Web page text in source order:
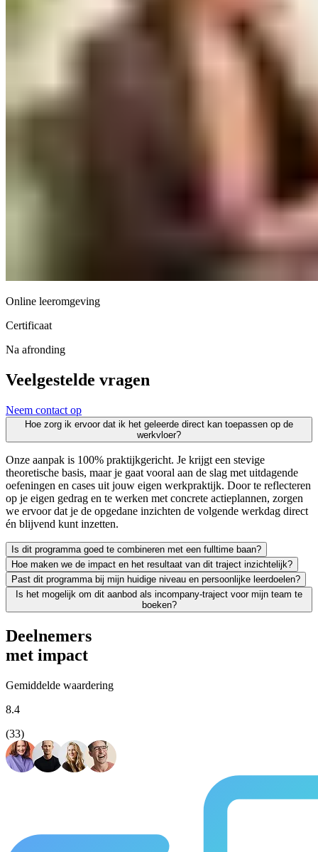
Online leeromgeving
Certificaat
Na afronding
Veelgestelde vragen
Neem contact op
Hoe zorg ik ervoor dat ik het geleerde direct kan toepassen op de
werkvloer?
Onze aanpak is 100% praktijkgericht. Je krijgt een stevige
theoretische basis, maar je gaat vooral aan de slag met uitdagende
oefeningen en cases uit jouw eigen werkpraktijk. Door te reflecteren
op je eigen gedrag en te werken met concrete actieplannen, zorgen
we ervoor dat je de opgedane inzichten de volgende werkdag direct
én blijvend kunt inzetten.
Is dit programma goed te combineren met een fulltime baan?
Zeker. We leiden uitsluitend werkende professionals op en weten
Hoe maken we de impact en het resultaat van dit traject inzichtelijk?
Leren moet leiden tot merkbaar resultaat; voor jezelf én voor je
Past dit programma bij mijn huidige niveau en persoonlijke leerdoelen?
We vinden het essentieel dat je een traject kiest dat écht bij je past
Is het mogelijk om dit aanbod als incompany-traject voor mijn team te
boeken?
Absoluut. Vrijwel al onze trainingen en opleidingen kunnen we
Deelnemers
met impact
Gemiddelde waardering
8.4
(33)